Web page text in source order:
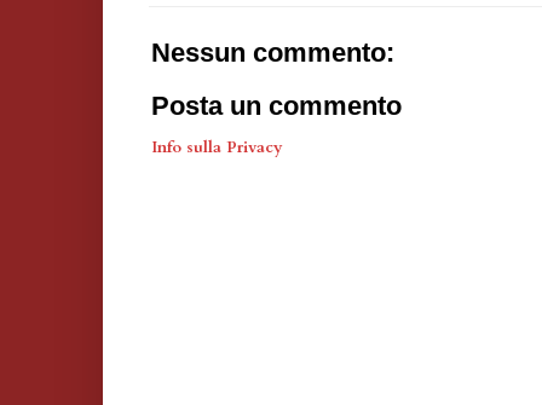
Nessun commento:
Posta un commento
Info sulla Privacy